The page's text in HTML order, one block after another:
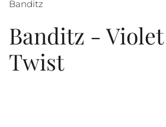
Banditz
Banditz -
Twist